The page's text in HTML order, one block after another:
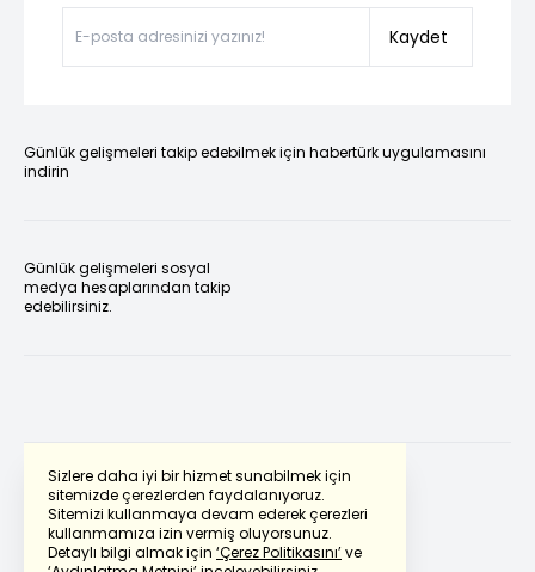
Sizlere daha iyi bir hizmet sunabilmek için
sitemizde çerezlerden faydalanıyoruz.
Sitemizi kullanmaya devam ederek çerezleri
kullanmamıza izin vermiş oluyorsunuz.
Detaylı bilgi almak için ‘Çerez Politikasını’ve
Kaydet
Günlük gelişmeleri takip edebilmek için habertürk uygulamasını
indirin
Günlük gelişmeleri sosyal
medya hesaplarından takip
edebilirsiniz.
Powered by Translate